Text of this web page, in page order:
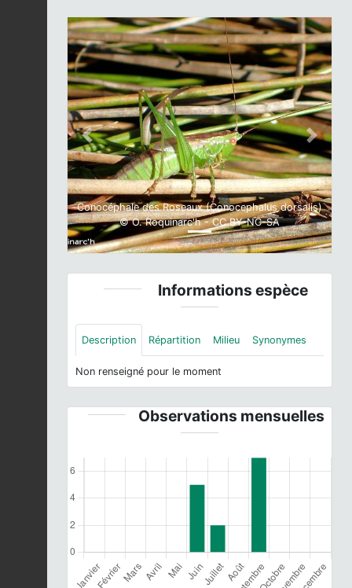
Conocéphale des Roseaux (Conocephalus dorsalis)
© O. Roquinarc'h - CC BY-NC-SA
Previous Next
Informations espèce
Description Répartition Milieu Synonymes
Non renseigné pour le moment
Observations mensuelles